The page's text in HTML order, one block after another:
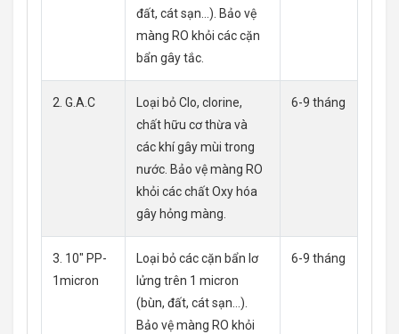
đất, cát sạn…). Bảo vệ
màng RO khỏi các cặn
bẩn gây tắc.
2. G.A.C
Loại bỏ Clo, clorine,
chất hữu cơ thừa và
các khí gây mùi trong
nước. Bảo vệ màng RO
khỏi các chất Oxy hóa
gây hỏng màng.
6-9 tháng
3. 10″ PP-
1micron
Loại bỏ các cặn bẩn lơ
lửng trên 1 micron
(bùn, đất, cát sạn…).
Bảo vệ màng RO khỏi
6-9 tháng